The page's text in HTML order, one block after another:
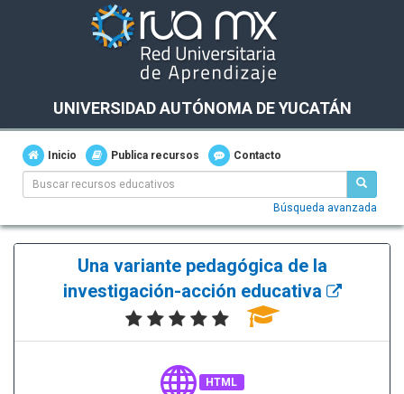
UNIVERSIDAD AUTÓNOMA DE YUCATÁN
Inicio Publica recursos Contacto
Búsqueda avanzada
Una variante pedagógica de la
investigación-acción educativa
HTML